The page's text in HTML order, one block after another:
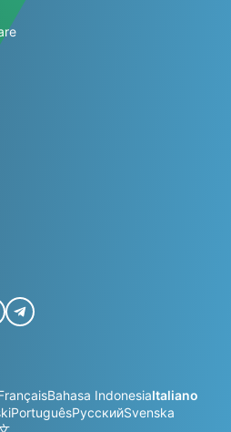
Bahasa IndonesiaItaliano
PortuguêsРусскийSvenska